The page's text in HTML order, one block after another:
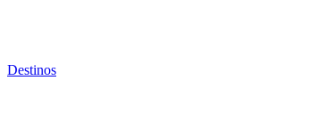
Destinos